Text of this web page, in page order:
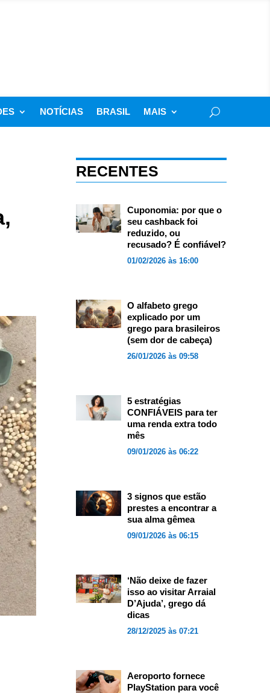
NOTÍCIAS BRASIL MAIS
RECENTES
Cuponomia: por que o
seu cashback foi
reduzido, ou
recusado? É confiável?
01/02/2026 às 16:00
O alfabeto grego
explicado por um
grego para brasileiros
(sem dor de cabeça)
26/01/2026 às 09:58
5 estratégias
CONFIÁVEIS para ter
uma renda extra todo
mês
09/01/2026 às 06:22
3 signos que estão
prestes a encontrar a
sua alma gêmea
09/01/2026 às 06:15
‘Não deixe de fazer
isso ao visitar Arraial
D’Ajuda’, grego dá
dicas
28/12/2025 às 07:21
Aeroporto fornece
PlayStation para você